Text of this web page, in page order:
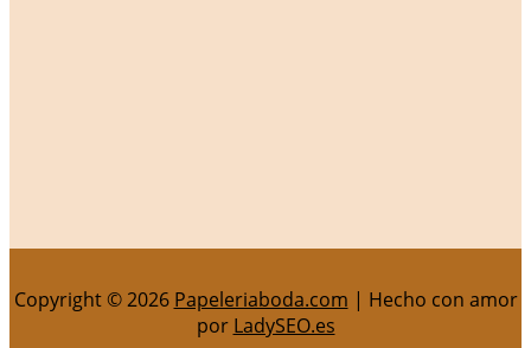
Copyright © 2026 Papeleriaboda.com | Hecho con amor
por LadySEO.es